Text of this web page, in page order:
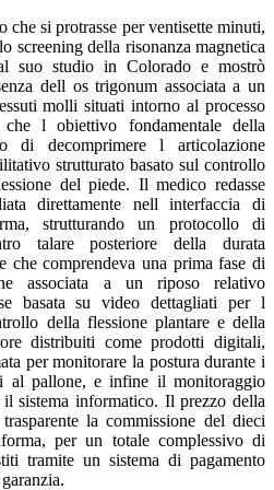
che si protrasse per ventisette minuti,
screening della risonanza magnetica
suo studio in Colorado e mostrò
dell os trigonum associata a un
molli situati intorno al processo
che l obiettivo fondamentale della
di decomprimere l articolazione
strutturato basato sul controllo
del piede. Il medico redasse
direttamente nell interfaccia di
strutturando un protocollo di
talare posteriore della durata
che comprendeva una prima fase di
associata a un riposo relativo
basata su video dettagliati per l
della flessione plantare e della
distribuiti come prodotti digitali,
per monitorare la postura durante i
al pallone, e infine il monitoraggio
sistema informatico. Il prezzo della
la commissione del dieci
per un totale complessivo di
tramite un sistema di pagamento